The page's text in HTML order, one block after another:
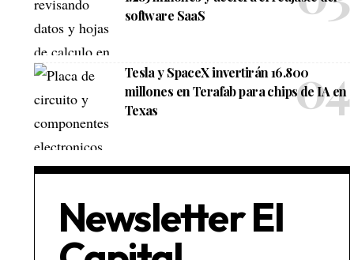
software SaaS
Tesla y SpaceX invertirán 16.800
millones en Terafab para chips de IA en
Texas
Newsletter El